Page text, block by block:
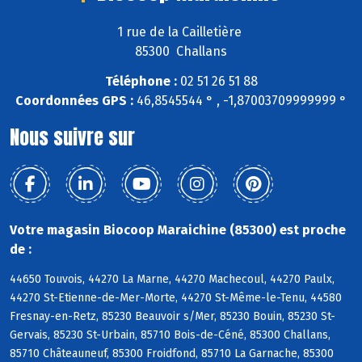
1 rue de la Cailletière
85300 Challans
Téléphone :02 51 26 51 88
Coordonnées GPS : 46,8545544 ° , -1,87003709999999 °
Nous suivre sur
Votre magasin Biocoop Maraichine (85300) est proche
de :
44650 Touvois, 44270 La Marne, 44270 Machecoul, 44270 Paulx,
44270 St-Etienne-de-Mer-Morte, 44270 St-Même-le-Tenu, 44580
Fresnay-en-Retz, 85230 Beauvoir s/Mer, 85230 Bouin, 85230 St-
Gervais, 85230 St-Urbain, 85710 Bois-de-Céné, 85300 Challans,
85710 Châteauneuf, 85300 Froidfond, 85710 La Garnache, 85300